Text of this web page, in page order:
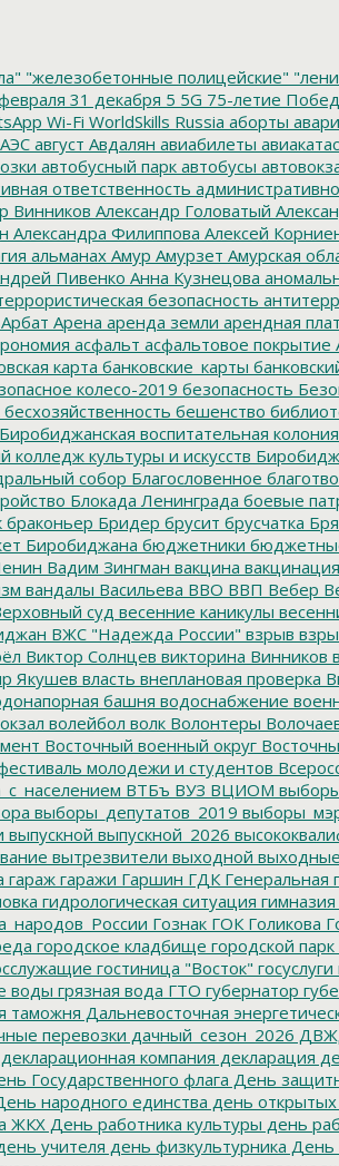
"железобетонные полицейские"
31 декабря 5 5G 75-летие
Wi-Fi WorldSkills Russia аборты
август Авдалян авиабилеты
автобусный парк автобусы
ответственность
Винников Александр Головатый
Александра Филиппова Алексей
альманах Амур Амурзет Амурская
Пивенко Анна Кузнецова
безопасность
Арбат Арена аренда земли арендная
асфальт асфальтовое покрытие
карта банковские_карты
колесо-2019 безопасность
бесхозяйственность бешенство
Биробиджанская воспитательная колония
колледж культуры и искусств
собор Благословенное
Блокада Ленинграда боевые
браконьер Бридер брусит брусчатка
Биробиджана бюджетники
Вадим Зингман вакцина вакцинация
вандалы Васильева ВВО ВВП Вебер
суд весенние каникулы
ВЖС "Надежда России" взрыв
Виктор Солнцев викторина Винников
Якушев власть внеплановая проверка
башня водоснабжение
волейбол волк Волонтеры
Восточный военный округ
молодежи и студентов
ВТБъ ВУЗ ВЦИОМ
выборы_депутатов_2019
выпускной выпускной_2026
вытрезвители выходной выходные
гараж гаражи Гаршин ГДК Генеральная
гидрологическая ситуация гимназия
Гознак ГОК Голикова
городское кладбище городской парк
гостиница "Восток" госуслуги
воды грязная вода ГТО губернатор
таможня Дальневосточная
перевозки дачный_сезон_2026
декларационная компания декларация
Государственного флага День
народного единства день
ЖКХ День работника культуры день
учителя день физкультурника День